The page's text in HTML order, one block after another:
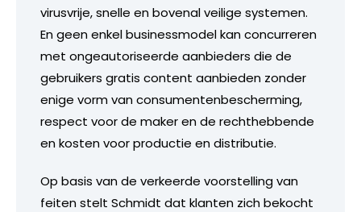
virusvrije, snelle en bovenal veilige systemen.
En geen enkel businessmodel kan concurreren
met ongeautoriseerde aanbieders die de
gebruikers gratis content aanbieden zonder
enige vorm van consumentenbescherming,
respect voor de maker en de rechthebbende
en kosten voor productie en distributie.
Op basis van de verkeerde voorstelling van
feiten stelt Schmidt dat klanten zich bekocht